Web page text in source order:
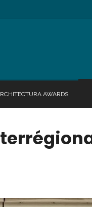
AWARDS